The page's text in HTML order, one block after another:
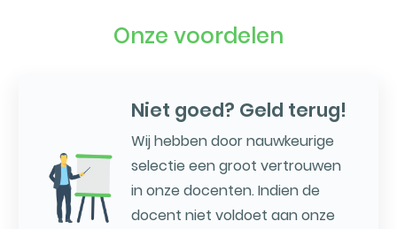
Onze voordelen
Niet goed? Geld terug!
Wij hebben door nauwkeurige
selectie een groot vertrouwen
in onze docenten. Indien de
docent niet voldoet aan onze